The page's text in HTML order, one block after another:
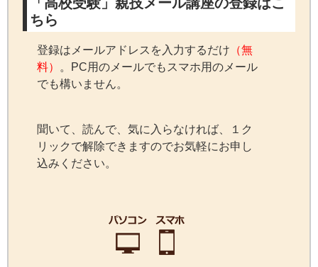
ちら
登録はメールアドレスを入力するだけ （無
料）
。PC用のメールでもスマホ用のメール
でも構いません。
聞いて、読んで、気に入らなければ、１ク
リックで解除できますのでお気軽にお申し
込みください。